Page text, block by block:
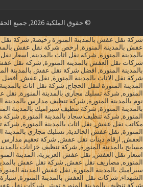
© حقوق الملكية 2026, جميع الحقوق محفوظة
شركة نقل عفش بالمدينة المنورة رخيصة, شركة نقل
عفش بالمدينة المنورة, ارخص شركة نقل عفش
بالمدينة المنورة, شركة نقل اثاث بالمدينة, اسعار
شركات نقل العفش بالمدينه المنورة, شركه نقل
بالمدينة المنورة, افضل شركة نقل عفش بالمدينة
شركة نقل الاثاث بالمدينة المنورة, نقل عفش,
المدينة المنورة لنقل الحجاج, شركة نقل اثاث
المنوره, شركة تسليك مجاري بالمدينة المنورة,
نوم بالمدينة المنورة, شركة تنظيف مدارس
بالمدينة المنورة, شركة تنظيف سيراميك بالمدينة
المنورة, شركة تنظيف سجاد بالمدينة المنورة, شركة
مكاتب نقل عفش, نقل اثاث بالمدينة المنورة, شركة
المنورة, نقل عفش الخالدية, تسليك مجاري بالمدينة
العفش, ارقام دينات نقل عفش, شركة تعقيم مدارس
مسابح بالمدينة المنورة, شركة تنظيف خزانات
اسعار نقل العفش, نقل عفش العزيزية، المدينة
المنوره, مصاريف نقل عفش, شركة نقل عفش
سيراميك بالمدينة المنورة, نقل عفش المدينة
الشهداء, شركات نقل العفش بالمدينة المنورة,
شركة تنظيف بالمدينة المنورة تويتر, شركات نقل